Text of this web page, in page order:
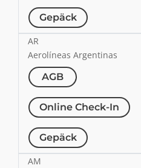
Gepäck
AR
Aerolíneas Argentinas
AGB
Online Check-In
Gepäck
AM